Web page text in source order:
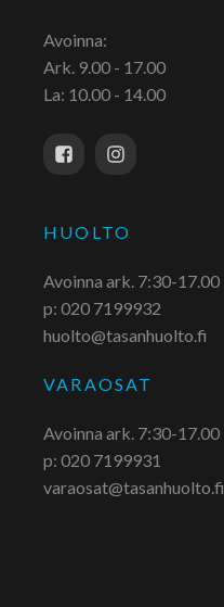
Avoinna:
Ark. 9.00 - 17.00
La: 10.00 - 14.00
HUOLTO
Avoinna ark. 7:30-17.00
p: 020 7199932
huolto@tasanhuolto.fi
VARAOSAT
Avoinna ark. 7:30-17.00
p: 020 7199931
varaosat@tasanhuolto.fi